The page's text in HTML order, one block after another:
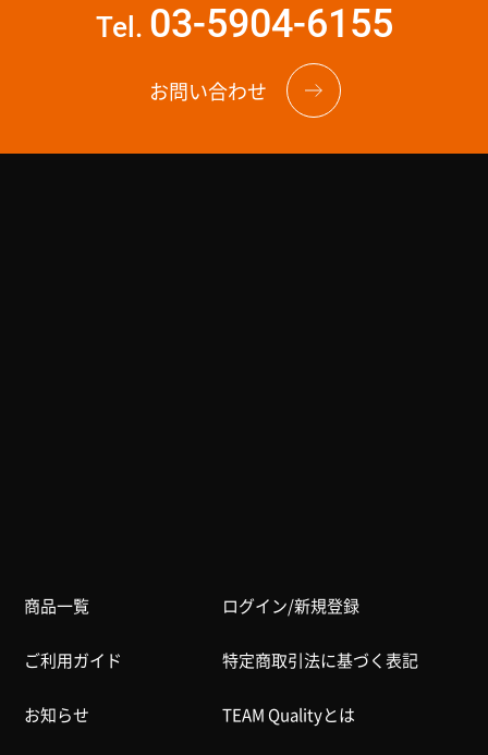
Tel. 03-5904-6155
お問い合わせ
商品一覧 ログイン/新規登録
ご利用ガイド 特定商取引法に基づく表記
お知らせ TEAM Qualityとは